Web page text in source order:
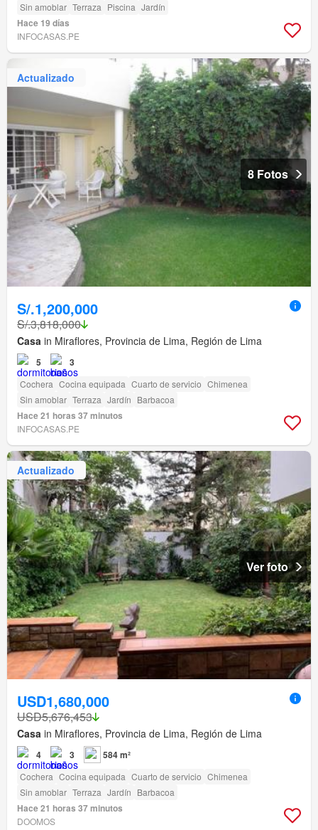
Sin amoblar Terraza Piscina Jardín
Hace 19 días
INFOCASAS.PE
Actualizado
8 Fotos
S/.1,200,000
S/.3,818,000
Casa in Miraflores, Provincia de Lima, Región de Lima
5 3
Cochera Cocina equipada Cuarto de servicio Chimenea
Sin amoblar Terraza Jardín Barbacoa
Hace 21 horas 37 minutos
INFOCASAS.PE
Actualizado
Ver foto
USD1,680,000
USD5,676,453
Casa in Miraflores, Provincia de Lima, Región de Lima
4 3 584 m²
Cochera Cocina equipada Cuarto de servicio Chimenea
Sin amoblar Terraza Jardín Barbacoa
Hace 21 horas 37 minutos
DOOMOS